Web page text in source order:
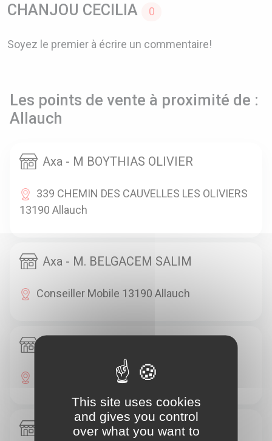
CHANJOU CECILIA
0
Soyez le premier à écrire un commentaire!
Les points de vente à proximité de :
Allauch
Axa - M BOYTHIAS OLIVIER
339 CHEMIN DES CAUVELLES LES OLIVIERS
13190 Allauch
Axa - M. BELGACEM SALIM
Conseiller Mobile 13190 Allauch
Conseiller Mobile 13190 Allauch
Axa - M GRANERAU HUGUES
This site uses cookies
and gives you control
over what you want to